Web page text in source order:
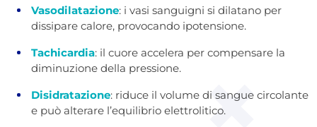
Vasodilatazione: i vasi sanguigni si dilatano per
dissipare calore, provocando ipotensione.
Tachicardia: il cuore accelera per compensare la
diminuzione della pressione.
Disidratazione: riduce il volume di sangue circolante
e può alterare l’equilibrio elettrolitico.